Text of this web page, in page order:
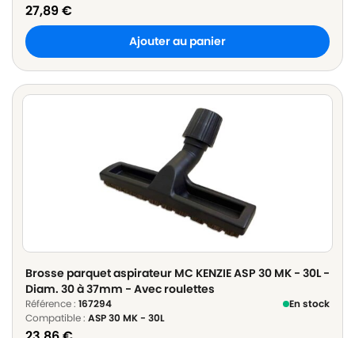
27,89€
Ajouter au panier
Brosse parquet aspirateur MC KENZIE ASP 30 MK - 30L -
Diam. 30 à 37mm - Avec roulettes
Référence : 167294
En stock
Compatible : ASP 30 MK - 30L